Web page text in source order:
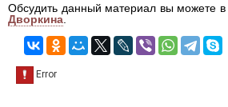
Обсудить данный материал вы можете в
Дворкина